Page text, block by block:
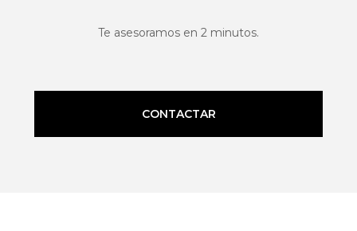
Te asesoramos en 2 minutos.
CONTACTAR